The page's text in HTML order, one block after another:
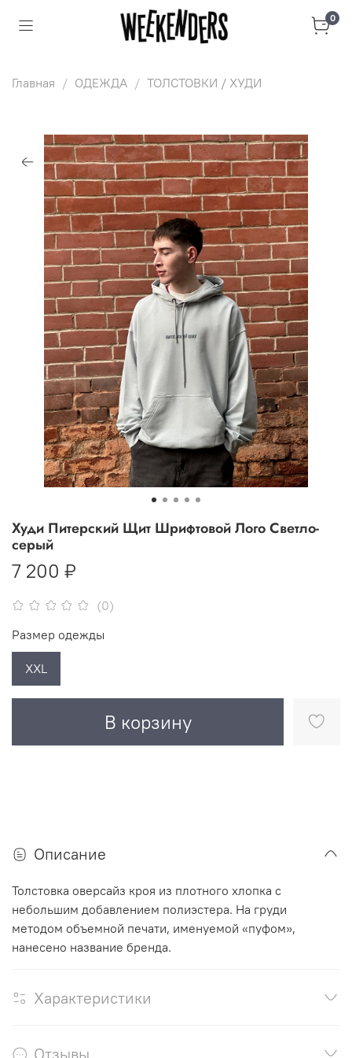
0
Главная ОДЕЖДА ТОЛСТОВКИ / ХУДИ
(0)
Худи Питерский Щит Шрифтовой Лого Светло-
серый
7 200 ₽
В корзину
Размер одежды
XXL
Описание
Толстовка оверсайз кроя из плотного хлопка с
небольшим добавлением полиэстера. На груди
методом объемной печати, именуемой «пуфом»,
нанесено название бренда.
Характеристики
Отзывы